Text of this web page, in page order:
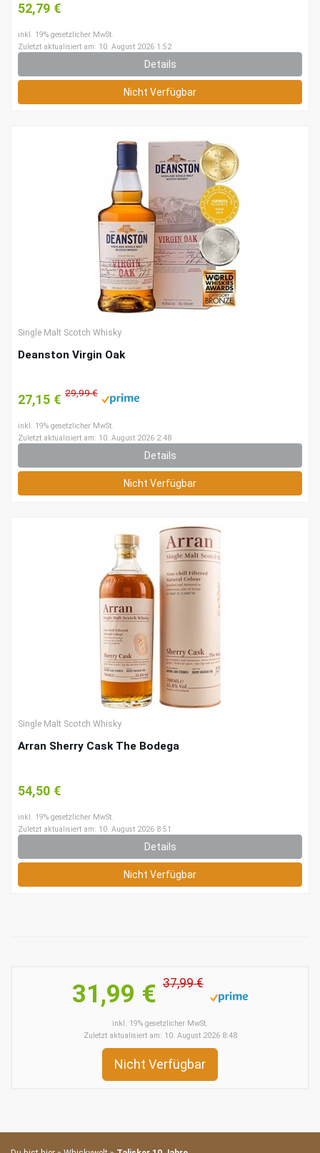
52,79 €
inkl. 19% gesetzlicher MwSt.
Zuletzt aktualisiert am: 10. August 2026 1:52
Details
Nicht Verfügbar
Single Malt Scotch Whisky
Deanston Virgin Oak
27,15 € 29,99 €
inkl. 19% gesetzlicher MwSt.
Zuletzt aktualisiert am: 10. August 2026 2:48
Details
Nicht Verfügbar
Single Malt Scotch Whisky
Arran Sherry Cask The Bodega
54,50 €
inkl. 19% gesetzlicher MwSt.
Zuletzt aktualisiert am: 10. August 2026 8:51
Details
Nicht Verfügbar
31,99 € 37,99 €
inkl. 19% gesetzlicher MwSt.
Zuletzt aktualisiert am: 10. August 2026 8:48
Nicht Verfügbar